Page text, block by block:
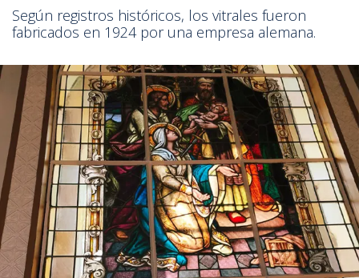
Según registros históricos, los vitrales fueron
fabricados en 1924 por una empresa alemana.